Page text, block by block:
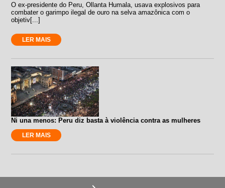
O ex-presidente do Peru, Ollanta Humala, usava explosivos para
combater o garimpo ilegal de ouro na selva amazônica com o
objetiv[...]
LER MAIS
Ni una menos: Peru diz basta à violência contra as mulheres
LER MAIS